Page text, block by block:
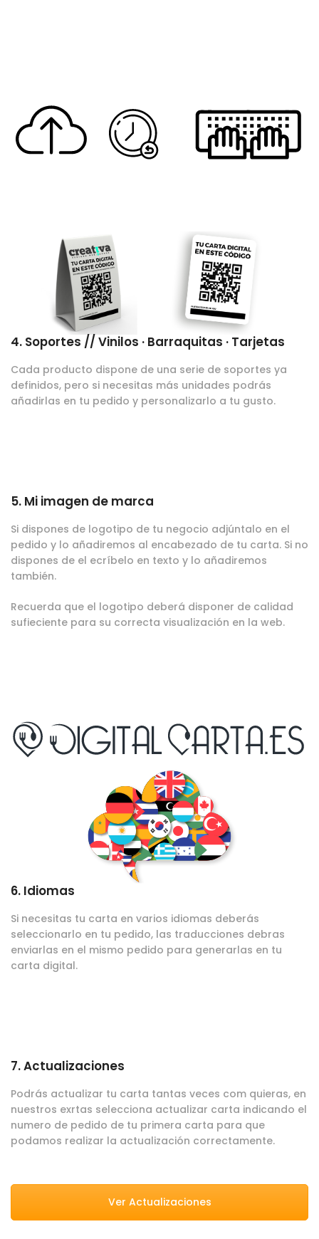
4. Soportes // Vinilos · Barraquitas · Tarjetas
Cada producto dispone de una serie de soportes ya
definidos, pero si necesitas más unidades podrás
añadirlas en tu pedido y personalizarlo a tu gusto.
5. Mi imagen de marca
Si dispones de logotipo de tu negocio adjúntalo en el
pedido y lo añadiremos al encabezado de tu carta. Si no
dispones de el ecríbelo en texto y lo añadiremos
también.
Recuerda que el logotipo deberá disponer de calidad
sufieciente para su correcta visualización en la web.
6. Idiomas
Si necesitas tu carta en varios idiomas deberás
seleccionarlo en tu pedido, las traducciones debras
enviarlas en el mismo pedido para generarlas en tu
carta digital.
7. Actualizaciones
Podrás actualizar tu carta tantas veces com quieras, en
nuestros exrtas selecciona actualizar carta indicando el
numero de pedido de tu primera carta para que
podamos realizar la actualización correctamente.
Ver Actualizaciones